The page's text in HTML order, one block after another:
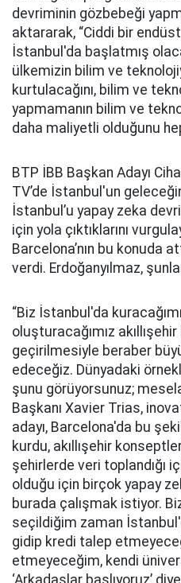
devriminin gözbebeği
aktararak, “Ciddi bir
İstanbul'da başlatmış
ülkemizin bilim ve
kurtulacağını, bilim ve
yapmamanın bilim ve
daha maliyetli olduğunu
BTP İBB Başkan Adayı
TV’de İstanbul'un
İstanbul’u yapay zeka
için yola çıktıklarını
Barcelona’nın bu konuda
verdi. Erdoğanyılmaz,
“Biz İstanbul'da
oluşturacağımız
geçirilmesiyle beraber
edeceğiz. Dünyadaki
şunu görüyorsunuz;
Başkanı Xavier Trias,
adayı, Barcelona'da bu
kurdu, akıllışehir
şehirlerde veri toplandığı
olduğu için birçok yapay
burada çalışmak istiyor.
seçildiğim zaman
gidip kredi talep
etmeyeceğim, kendi
‘Arkadaşlar başlıyoruz’